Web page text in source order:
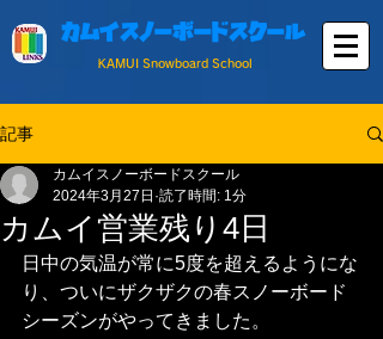
カムイスノーボードスクール
KAMUI Snowboard School
記事
カムイ営業残り4日
カムイスノーボードスクール
2024年3月27日 読了時間: 1分
日中の気温が常に5度を超えるようにな
り、ついにザクザクの春スノーボード
シーズンがやってきました。